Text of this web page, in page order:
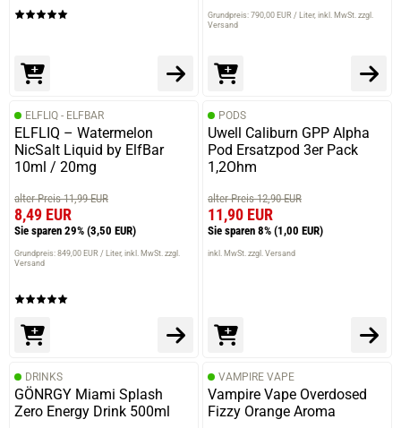
Grundpreis: 790,00 EUR / Liter inkl. MwSt. zzgl.
Versand
ELFLIQ - ELFBAR
ELFLIQ – Watermelon
NicSalt Liquid by ElfBar
10ml / 20mg
alter Preis 11,99 EUR
8,49 EUR
Sie sparen 29% (3,50 EUR)
Grundpreis: 849,00 EUR / Liter inkl. MwSt. zzgl.
Versand
PODS
Uwell Caliburn GPP Alpha
Pod Ersatzpod 3er Pack
1,2Ohm
alter Preis 12,90 EUR
11,90 EUR
Sie sparen 8% (1,00 EUR)
inkl. MwSt. zzgl. Versand
DRINKS
GÖNRGY Miami Splash
Zero Energy Drink 500ml
VAMPIRE VAPE
Vampire Vape Overdosed
Fizzy Orange Aroma